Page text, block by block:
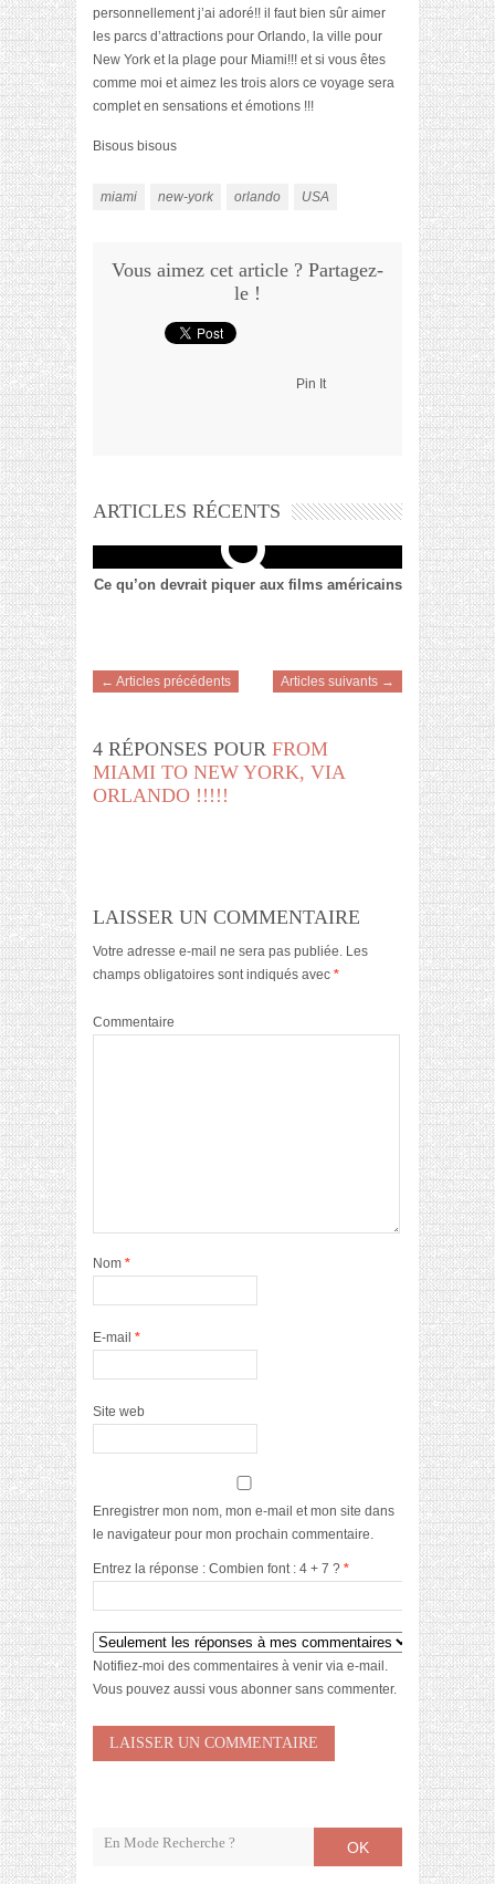
personnellement j’ai adoré!! il faut bien sûr aimer
les parcs d’attractions pour Orlando, la ville pour
New York et la plage pour Miami!!! et si vous êtes
comme moi et aimez les trois alors ce voyage sera
complet en sensations et émotions !!!
Bisous bisous
miami new-york orlando USA
Vous aimez cet article ? Partagez-
le !
Pin It
ARTICLES RÉCENTS
Ce qu’on devrait piquer aux films américains
← Articles précédents Articles suivants →
4 RÉPONSES POUR FROM
MIAMI TO NEW YORK, VIA
ORLANDO !!!!!
LAISSER UN COMMENTAIRE
Votre adresse e-mail ne sera pas publiée. Les
champs obligatoires sont indiqués avec *
Commentaire
Nom *
E-mail *
Site web
Enregistrer mon nom, mon e-mail et mon site dans
le navigateur pour mon prochain commentaire.
Entrez la réponse : Combien font : 4 + 7 ? *
Notifiez-moi des commentaires à venir via e-mail.
Vous pouvez aussi vous abonner sans commenter.
OK